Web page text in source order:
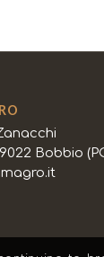
Bobbio